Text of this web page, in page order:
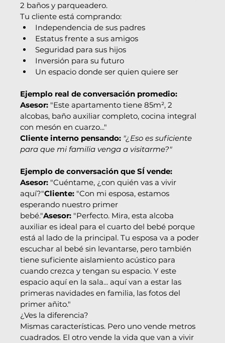
2 baños y parqueadero.
Tu cliente está comprando:
Independencia de sus padres
Estatus frente a sus amigos
Seguridad para sus hijos
Inversión para su futuro
Un espacio donde ser quien quiere ser
Ejemplo real de conversación promedio:
Asesor: "Este apartamento tiene 85m², 2
alcobas, baño auxiliar completo, cocina integral
con mesón en cuarzo..."
Cliente interno pensando: "¿Eso es suficiente
para que mi familia venga a visitarme?"
Ejemplo de conversación que SÍ vende:
Asesor: "Cuéntame, ¿con quién vas a vivir
aquí?"Cliente: "Con mi esposa, estamos
esperando nuestro primer
bebé."Asesor: "Perfecto. Mira, esta alcoba
auxiliar es ideal para el cuarto del bebé porque
está al lado de la principal. Tu esposa va a poder
escuchar al bebé sin levantarse, pero también
tiene suficiente aislamiento acústico para
cuando crezca y tengan su espacio. Y este
espacio aquí en la sala... aquí van a estar las
primeras navidades en familia, las fotos del
primer añito."
¿Ves la diferencia?
Mismas características. Pero uno vende metros
cuadrados. El otro vende la vida que van a vivir